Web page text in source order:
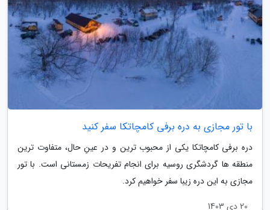
با تور مجازی به دره برفی کامچاتکا سفر کنید
دره برفی کامچاتکا یکی از محبوب ترین و در عینِ حال، متفاوت ترین
منطقه ها گردشگری روسیه برای انجام تفریحات زمستانی است. با تور
مجازی به این دره زیبا سفر خواهیم کرد.
20 دی 1403